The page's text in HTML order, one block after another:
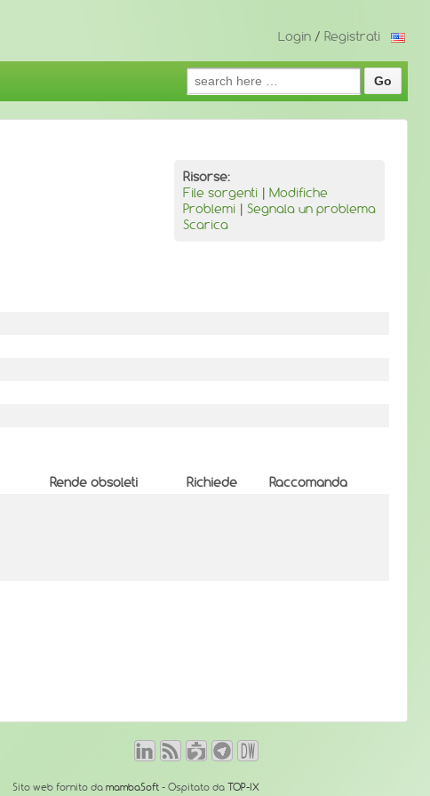
Login / Registrati
Search
for:
Risorse:
File sorgenti | Modifiche
Problemi | Segnala un problema
Scarica
Rende obsoleti Richiede
Raccomanda
Sito web fornito da mambaSoft- Ospitato da TOP-IX